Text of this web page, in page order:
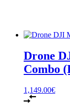
Drone
Combo
1,149.00€